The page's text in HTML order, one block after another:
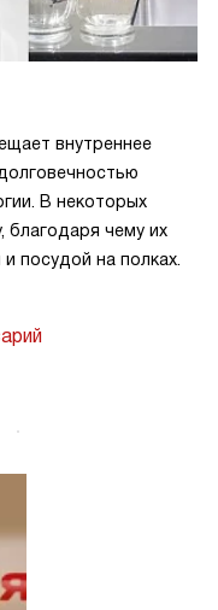
внутреннее
В некоторых
чему их
посудой на полках.